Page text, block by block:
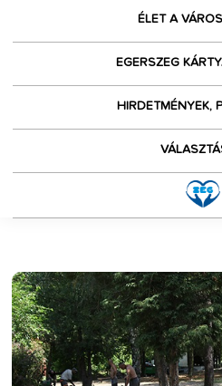
ÉLET A
EGERSZEG
HIRDETMÉNYEK,